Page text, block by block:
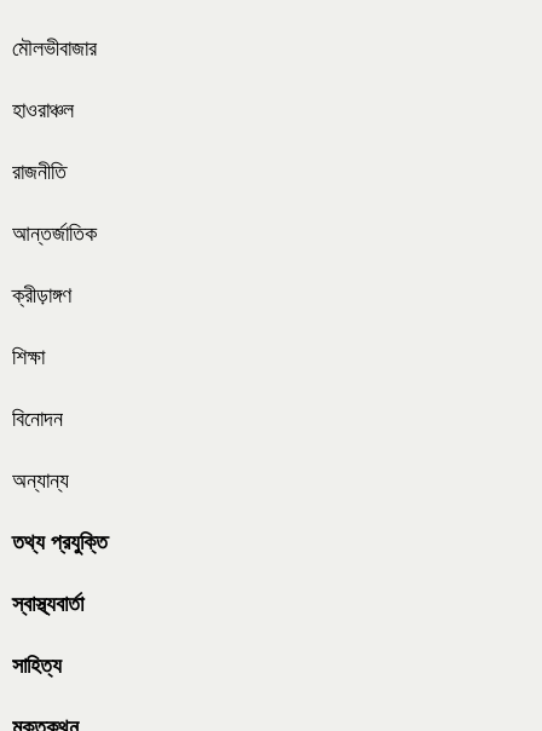
মৌলভীবাজার
হাওরাঞ্চল
রাজনীতি
আন্তর্জাতিক
ক্রীড়াঙ্গণ
শিক্ষা
বিনোদন
অন্যান্য
তথ্য প্রযুক্তি
স্বাস্থ্যবার্তা
সাহিত্য